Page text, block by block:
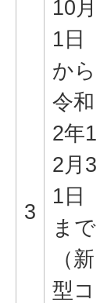
3
10月
1日
から
令和
2年1
2月3
1日
まで
（新
型コ